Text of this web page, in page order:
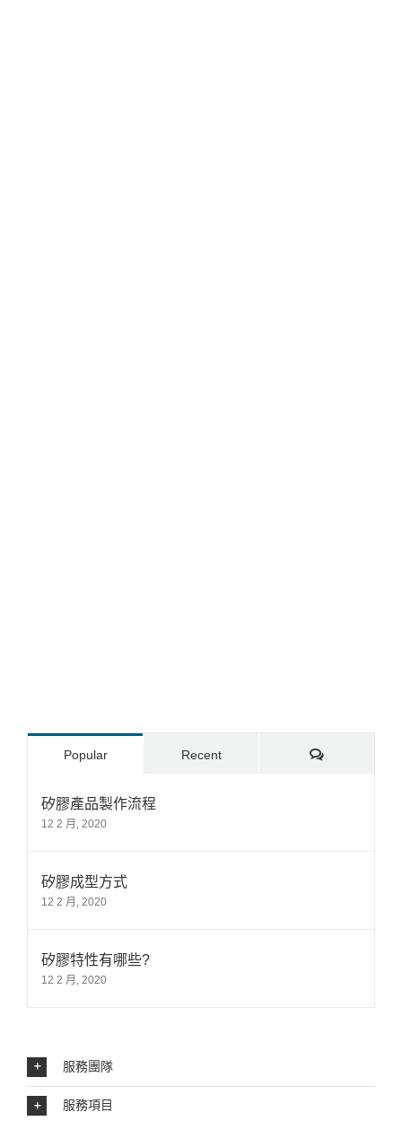
Popular Recent Comments
矽膠產品製作流程
12 2 月, 2020
矽膠成型方式
12 2 月, 2020
矽膠特性有哪些?
12 2 月, 2020
服務團隊
服務項目